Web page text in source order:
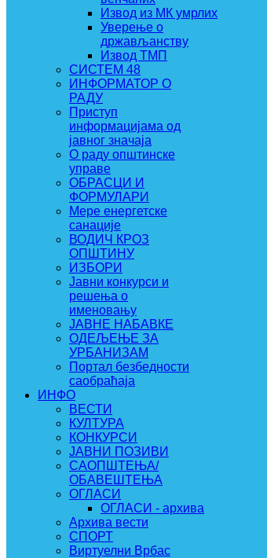
Извод из МК умрлих
Уверење о
држављанству
Извод ТМП
СИСТЕМ 48
ИНФОРМАТОР О
РАДУ
Приступ
информацијама од
јавног значаја
О раду општинске
управе
ОБРАСЦИ И
ФОРМУЛАРИ
Мере енергетске
санације
ВОДИЧ КРОЗ
ОПШТИНУ
ИЗБОРИ
Јавни конкурси и
решења о
именовању
ЈАВНЕ НАБАВКЕ
ОДЕЉЕЊЕ ЗА
УРБАНИЗАМ
Портал безбедности
саобраћаја
ИНФО
ВЕСТИ
КУЛТУРА
КОНКУРСИ
ЈАВНИ ПОЗИВИ
САОПШТЕЊА/
ОБАВЕШТЕЊА
ОГЛАСИ
ОГЛАСИ - архива
Архива вести
СПОРТ
Виртуелни Врбас